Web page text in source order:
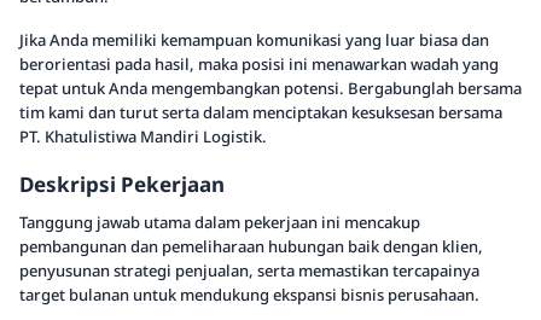
Jika Anda memiliki kemampuan komunikasi yang luar biasa dan
berorientasi pada hasil, maka posisi ini menawarkan wadah yang
tepat untuk Anda mengembangkan potensi. Bergabunglah bersama
tim kami dan turut serta dalam menciptakan kesuksesan bersama
PT. Khatulistiwa Mandiri Logistik.
Deskripsi Pekerjaan
Tanggung jawab utama dalam pekerjaan ini mencakup
pembangunan dan pemeliharaan hubungan baik dengan klien,
penyusunan strategi penjualan, serta memastikan tercapainya
target bulanan untuk mendukung ekspansi bisnis perusahaan.